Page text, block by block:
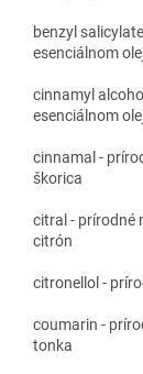
benzyl
esenciálnom
cinnamyl
esenciálnom
cinnamal -
škorica
citral - prírodné
citrón
citronellol -
coumarin -
tonka